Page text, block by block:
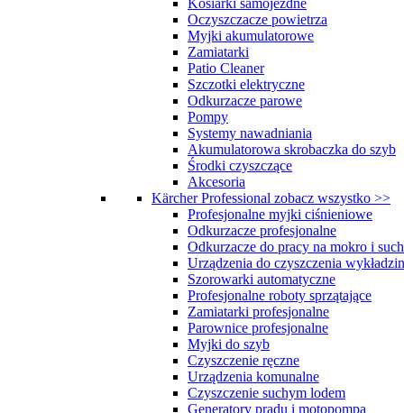
Oczyszczacze powietrza
Myjki akumulatorowe
Zamiatarki
Patio Cleaner
Szczotki elektryczne
Odkurzacze parowe
Pompy
Systemy nawadniania
Akumulatorowa skrobaczka do szyb
Środki czyszczące
Akcesoria
Kärcher Professional zobacz wszystko >>
Profesjonalne myjki ciśnieniowe
Odkurzacze profesjonalne
Odkurzacze do pracy na mokro i
Urządzenia do czyszczenia
Szorowarki automatyczne
Profesjonalne roboty sprzątające
Zamiatarki profesjonalne
Parownice profesjonalne
Myjki do szyb
Czyszczenie ręczne
Urządzenia komunalne
Czyszczenie suchym lodem
Generatory prądu i motopompa